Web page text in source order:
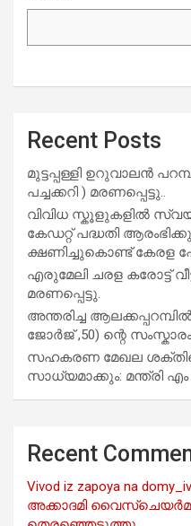
Recent Posts
മുട്ടപ്പള്ളി ഉറുവാലൻ
പച്ചക്കറി ) മരണപ്പെട്ടു..
വിവിധ സ്കൂളുകളില്‍
കേഡറ്റ് പദ്ധതി
ക്ഷണിച്ചുകൊണ്ട് കേരള
എരുമേലി ചരള കരോട്ട്
മരണപ്പെട്ടു.
അന്തരിച്ച
ജോർജ് ,50) ന്റെ
സഹകരണ മേഖല
സാധ്യമാക്കും: മന്ത്രി
Recent
Vivod iz zapoya na
അക്കാദമി